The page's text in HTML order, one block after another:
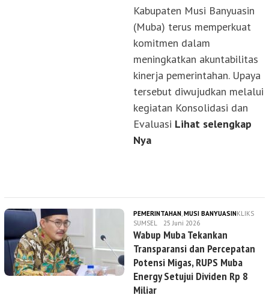
Kabupaten Musi Banyuasin
(Muba) terus memperkuat
komitmen dalam
meningkatkan akuntabilitas
kinerja pemerintahan. Upaya
tersebut diwujudkan melalui
kegiatan Konsolidasi dan
Evaluasi Lihat selengkap
Nya
PEMERINTAHAN,MUSI BANYUASINKLIKS
SUMSEL
25 Juni 2026
Wabup Muba Tekankan
Transparansi dan Percepatan
Potensi Migas, RUPS Muba
Energy Setujui Dividen Rp 8
Miliar